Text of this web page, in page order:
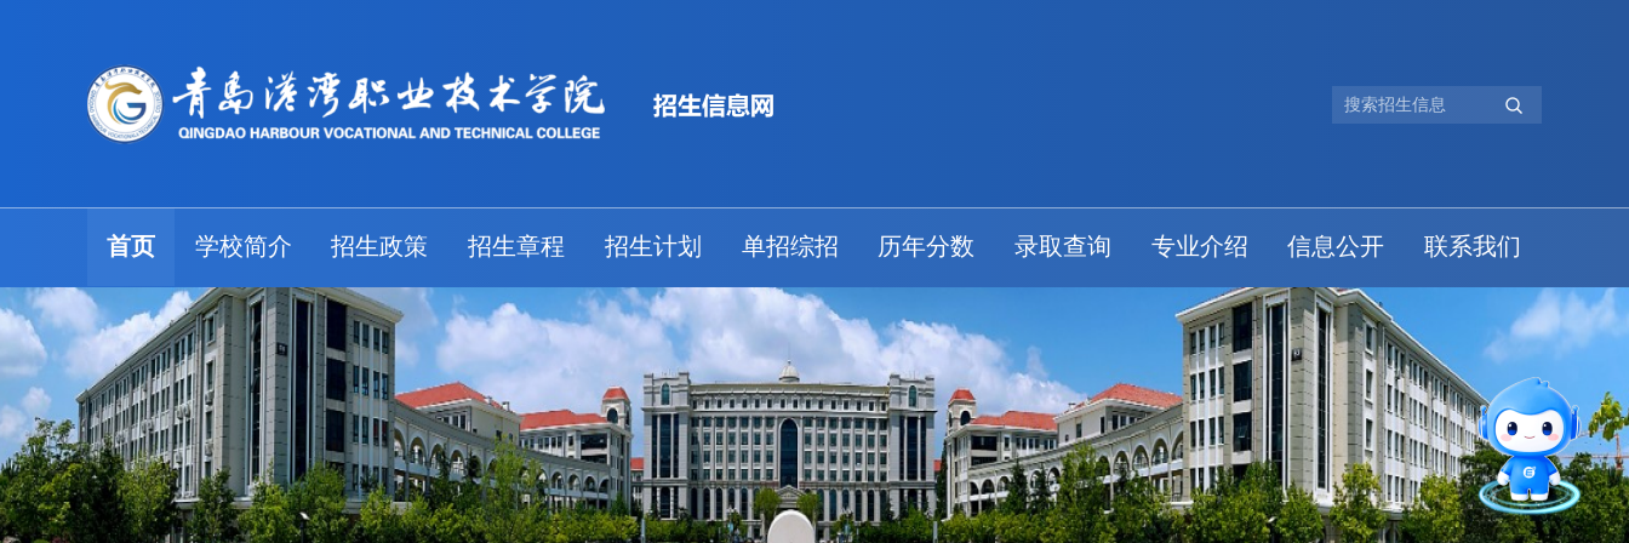
首页 学校简介 招生政策 招生章程 招生计划 单招综招 历年分数 录取查询 专业介绍 信息公开 联系我们